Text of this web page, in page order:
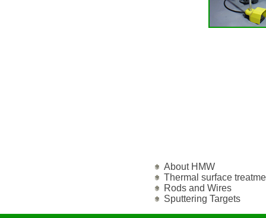
About HMW
Thermal surface
Rods and Wires
Sputtering Targets